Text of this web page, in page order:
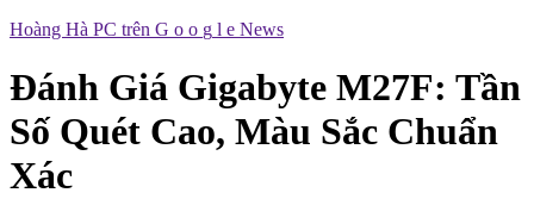
Hoàng Hà PC trên G o o g l e News
Đánh Giá Gigabyte M27F: Tần
Số Quét Cao, Màu Sắc Chuẩn
Xác